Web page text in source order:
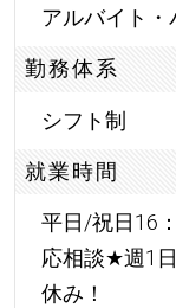
アルバイト・
勤務体系
シフト制
就業時間
平日/祝日16
応相談★週1
休み！